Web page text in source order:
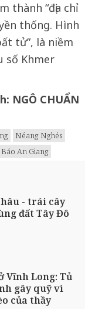
thành “địa chỉ
thống. Hình
tử”, là niềm
số Khmer
NGÔ CHUẨN
Néang Nghés
Báo An Giang
- trái cây
đất Tây Đô
Vĩnh Long: Tủ
gây quỹ vì
của thầy